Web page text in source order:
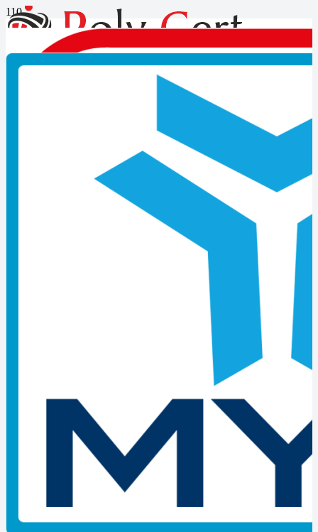
Kamyon Şoförü Seviye 3
Belgesi Veren Firmalar
Kamyon Şoförü Seviye 3 Belgesi Veren Firmalar
, Belgelendirme
ve eğitim hizmetleri, işletmelerin kalite, güvenlik, çevre yönetimi
gibi alanlarda standartlara uygunluğunu belgelemek ve personelin
niteliklerini artırmak amacıyla sunulan önemli hizmetlerdir. Bu
hizmetler, işletmelerin uluslararası geçerliliğe sahip standartlara
uygunluğunu kanıtlamasına ve müşterilere güven vermesine
Belgelendirme hizmetleri, işletmelerin sahip oldukları sistemlerin ve
uygulamaların belirlenen standartlara uygunluğunu doğrulamak
amacıyla gerçekleştirilir. ISO 9001, ISO 14001, ISO 45001 gibi
uluslararası standartlar, işletmelerin kalite yönetimi, çevre yönetimi
ve iş sağlığı güvenliği gibi alanlarda uygunluğunu belgelemelerini
sağlar. Belgelendirme süreci, bağımsız bir belgelendirme kuruluşu
tarafından gerçekleştirilir ve işletmelerin prosedürlerinin ve
süreçlerinin standartlara uygunluğunu değerlendirir. Bu sayede,
işletmeler uluslararası geçerliliğe sahip belgeler alarak müşterilere
güven verir ve rekabet avantajı elde eder.
Eğitim hizmetleri ise, işletmelerin personelinin niteliklerini artırmak
ve yetkinliklerini geliştirmek için sunulan hizmetlerdir. İşletmeler,
eğitim hizmetleri sayesinde personelinin bilgi ve becerilerini
güncellemesini ve geliştirmesini sağlar. Eğitimler, işletmelerin
ihtiyaçlarına göre özelleştirilir ve farklı alanlarda gerçekleştirilir. İş
sağlığı güvenliği eğitimleri, kalite yönetimi eğitimleri, liderlik ve
yönetim eğitimleri gibi çeşitli konularda eğitimler verilir. Bu sayede,
işletmelerin personeli daha etkin ve verimli bir şekilde çalışır ve
işletmenin performansı artar.